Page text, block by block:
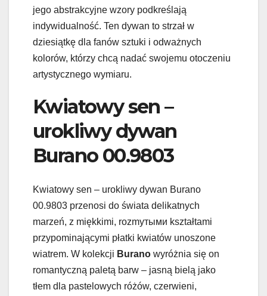
jego abstrakcyjne wzory podkreślają
indywidualność. Ten dywan to strzał w
dziesiątkę dla fanów sztuki i odważnych
kolorów, którzy chcą nadać swojemu otoczeniu
artystycznego wymiaru.
Kwiatowy sen –
urokliwy dywan
Burano 00.9803
Kwiatowy sen – urokliwy dywan Burano
00.9803 przenosi do świata delikatnych
marzeń, z miękkimi, rozmyтыми kształtami
przypominającymi płatki kwiatów unoszone
wiatrem. W kolekcji Burano wyróżnia się on
romantyczną paletą barw – jasną bielą jako
tłem dla pastelowych różów, czerwieni,